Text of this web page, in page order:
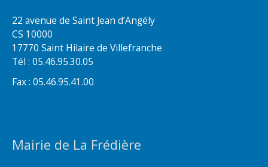
22 avenue de Saint Jean d’Angély
CS 10000
17770 Saint Hilaire de Villefranche
Tél : 05.46.95.30.05
Fax : 05.46.95.41.00
Mairie de La Frédière